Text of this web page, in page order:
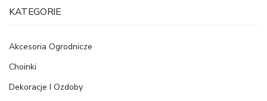
KATEGORIE
Akcesoria Ogrodnicze
Choinki
Dekoracje I Ozdoby